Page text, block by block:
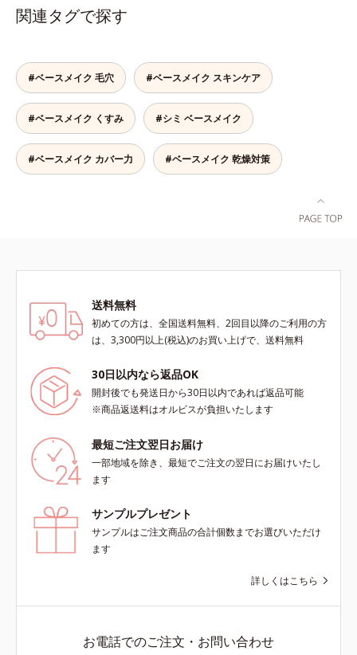
ー複合成分(*4)肌悩みが気になる時
拡散効果で乾燥小ジワや毛穴もカバ
ーします。【ラスティング効果】皮
主成分を選択的に吸収し、うるおい
はしっかり残すことでカバー力を保
ちます。*1 メイク効果による*2 角
層の範囲内*3 スキンプロテクト※
レーツコポリマー
タイプのファンデーションを使って
も、仕上げがパサパサのお粉ではせ
をまとったグロウニュアンスパウダ
ーを新配合。リキッドのツヤ感を活
かしながらも、ふんわりと軽やかな
サラツヤ肌へと、仕上がり質感を格
上げします。うるおいパウダーを
50％配合し、さらに浸透型ヒアルロ
ン酸エキスも加えることで、お粉な
関連タグで探す
#ベースメイク 毛穴 #ベースメイク スキンケア
#ベースメイク くすみ #シミ ベースメイク
#ベースメイク カバー力 #ベースメイク 乾燥対策
送料無料
初めての方は、全国送料無料、2回目以降のご利用の方
は、3,300円以上(税込)のお買い上げで、送料無料
30日以内なら返品OK
開封後でも発送日から30日以内であれば返品可能
※商品返送料はオルビスが負担いたします
最短ご注文翌日お届け
一部地域を除き、最短でご注文の翌日にお届けいたし
ます
サンプルプレゼント
サンプルはご注文商品の合計個数までお選びいただけ
ます
詳しくはこちら
お電話でのご注文・お問い合わせ